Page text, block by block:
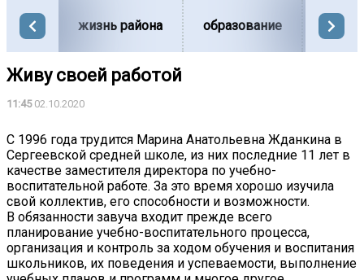
жизнь района образование
Живу своей работой
11:4502.10.2020
С 1996 года трудится Марина Анатольевна Жданкина в
Сергеевской средней школе, из них последние 11 лет в
качестве заместителя директора по учебно-
воспитательной работе. За это время хорошо изучила
свой коллектив, его способности и возможности.
В обязанности завуча входит прежде всего
планирование учебно-воспитательного процесса,
организация и контроль за ходом обучения и воспитания
школьников, их поведения и успеваемости, выполнение